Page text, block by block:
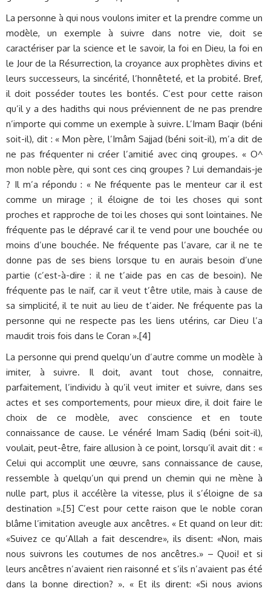
La personne à qui nous voulons imiter et la prendre comme un
modèle, un exemple à suivre dans notre vie, doit se
caractériser par la science et le savoir, la foi en Dieu, la foi en
le Jour de la Résurrection, la croyance aux prophètes divins et
leurs successeurs, la sincérité, l’honnêteté, et la probité. Bref,
il doit posséder toutes les bontés. C’est pour cette raison
qu’il y a des hadiths qui nous préviennent de ne pas prendre
n’importe qui comme un exemple à suivre. L’Imam Baqir (béni
soit-il), dit : « Mon père, l’Imâm Sajjad (béni soit-il), m’a dit de
ne pas fréquenter ni créer l’amitié avec cinq groupes. « O^
mon noble père, qui sont ces cinq groupes ? Lui demandais-je
? Il m’a répondu : « Ne fréquente pas le menteur car il est
comme un mirage ; il éloigne de toi les choses qui sont
proches et rapproche de toi les choses qui sont lointaines. Ne
fréquente pas le dépravé car il te vend pour une bouchée ou
moins d’une bouchée. Ne fréquente pas l’avare, car il ne te
donne pas de ses biens lorsque tu en aurais besoin d’une
partie (c’est-à-dire : il ne t’aide pas en cas de besoin). Ne
fréquente pas le naïf, car il veut t’être utile, mais à cause de
sa simplicité, il te nuit au lieu de t’aider. Ne fréquente pas la
personne qui ne respecte pas les liens utérins, car Dieu l’a
maudit trois fois dans le Coran ».[4]
La personne qui prend quelqu’un d’autre comme un modèle à
imiter, à suivre. Il doit, avant tout chose, connaitre,
parfaitement, l’individu à qu’il veut imiter et suivre, dans ses
actes et ses comportements, pour mieux dire, il doit faire le
choix de ce modèle, avec conscience et en toute
connaissance de cause. Le vénéré Imam Sadiq (béni soit-il),
voulait, peut-être, faire allusion à ce point, lorsqu’il avait dit : «
Celui qui accomplit une œuvre, sans connaissance de cause,
ressemble à quelqu’un qui prend un chemin qui ne mène à
nulle part, plus il accélère la vitesse, plus il s’éloigne de sa
destination ».[5] C’est pour cette raison que le noble coran
blâme l’imitation aveugle aux ancêtres. « Et quand on leur dit:
«Suivez ce qu’Allah a fait descendre», ils disent: «Non, mais
nous suivrons les coutumes de nos ancêtres.» – Quoi! et si
leurs ancêtres n’avaient rien raisonné et s’ils n’avaient pas été
dans la bonne direction? ». « Et ils dirent: «Si nous avions